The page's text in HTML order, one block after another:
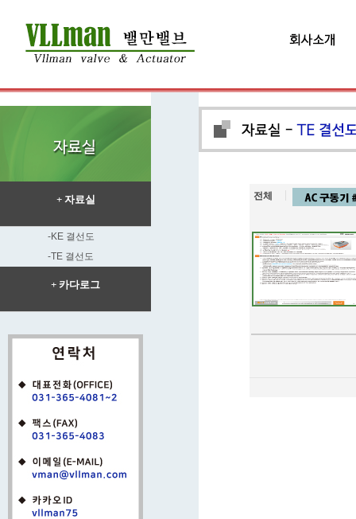
+ 자료실
-KE 결선도
-TE 결선도
+ 카다로그
전체